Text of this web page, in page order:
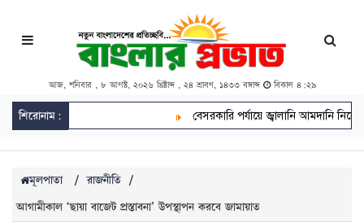
আজ, শনিবার , ৮ আগস্ট, ২০২৬ খ্রিষ্টাব্দ , ২৪ শ্রাবণ, ১৪৩৩ বঙ্গাব্দ বিকাল ৪:২৯
শিরোনাম: বেসরকারি পর্যায়ে জ্বালানি আমদানি নিয়ে
মূলপাতা / রাজনীতি /
আগামীকাল ‘ছায়া বাজেট প্রস্তাবনা’ উপস্থাপন করবে জামায়াত